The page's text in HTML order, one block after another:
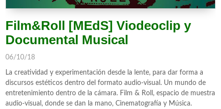
Film&Roll [MEdS] Viodeoclip y
Documental Musical
06/10/18
La creatividad y experimentación desde la lente, para dar forma a
discursos estéticos dentro del formato audio-visual. Un mundo de
entretenimiento dentro de la cámara. Film & Roll, espacio de muestra
audio-visual, donde se dan la mano, Cinematografía y Música.